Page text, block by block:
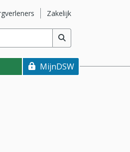
Ga naar subsite
Zakelijk
MijnDSW